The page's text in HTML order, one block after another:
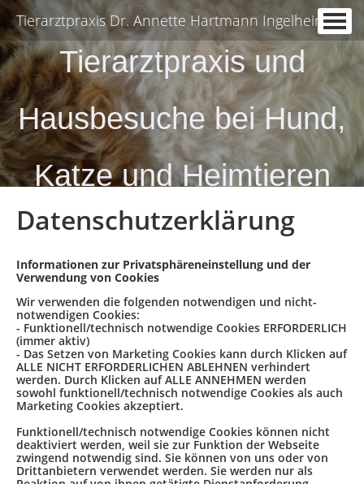
Tierarztpraxis Dr. Annette Hartmann Ingelheim
Tierarztpraxis und
Hausbesuche bei Hund,
Katze und Heimtieren
Datenschutzerklärung
Informationen zur Privatsphäreneinstellung und der
Verwendung von Cookies
Wir verwenden die folgenden notwendigen und nicht-
notwendigen Cookies:
- Funktionell/technisch notwendige Cookies ERFORDERLICH
(immer aktiv)
- Das Setzen von Marketing Cookies kann durch Klicken auf
ALLE NICHT ERFORDERLICHEN ABLEHNEN verhindert
werden. Durch Klicken auf ALLE ANNEHMEN werden
sowohl funktionell/technisch notwendige Cookies als auch
Marketing Cookies akzeptiert.
Funktionell/technisch notwendige Cookies können nicht
deaktiviert werden, weil sie zur Funktion der Webseite
zwingend notwendig sind. Sie können von uns oder von
Drittanbietern verwendet werden. Sie werden nur als
Startseite
Termine
Leistungen
Impressum